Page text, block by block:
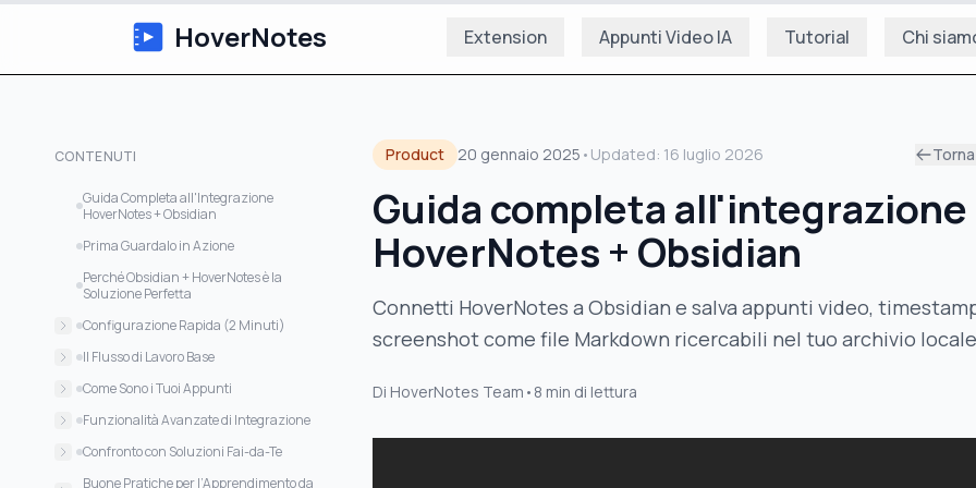
HoverNotes Extension Appunti Video IA Tutorial Chi
CONTENUTI
Guida Completa all'Integrazione
HoverNotes + Obsidian
Prima Guardalo in Azione
Perché Obsidian + HoverNotes è la
Soluzione Perfetta
Configurazione Rapida (2 Minuti)
Passo 1: Installa HoverNotes
Passo 2: Connetti Obsidian
Cosa Vedrai
Il Flusso di Lavoro Base
Flusso Video Tradizionale con Obsidian:
Flusso HoverNotes + Obsidian:
Come Sono i Tuoi Appunti
Struttura Generata Automatica:
Le Tue Funzionalità Obsidian Restano
Funzionalità Avanzate di Integrazione
1. Cattura di Contenuto Visivo
2. Estrazione Blocchi di Codice
Confronto con Soluzioni Fai-da-Te
Approccio Fai-da-Te:
Buone Pratiche per l’Apprendimento da
Product 20 gennaio 2025 • Updated: 16 luglio 2026
Guida completa all'integrazione
HoverNotes + Obsidian
Connetti HoverNotes a Obsidian e salva appunti video,
screenshot come file Markdown ricercabili nel tuo archivio
Di HoverNotes Team • 8 min di lettura